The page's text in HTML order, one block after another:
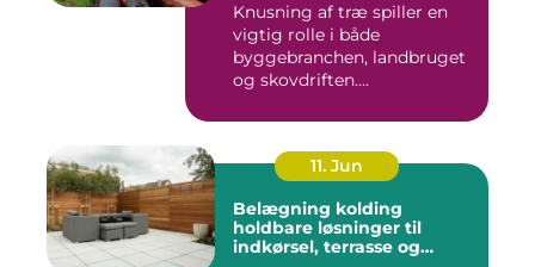
Knusning af træ spiller en
vigtig rolle i både
byggebranchen, landbruget
og skovdriften....
11. Jun
Belægning kolding
holdbare løsninger til
indkørsel, terrasse og